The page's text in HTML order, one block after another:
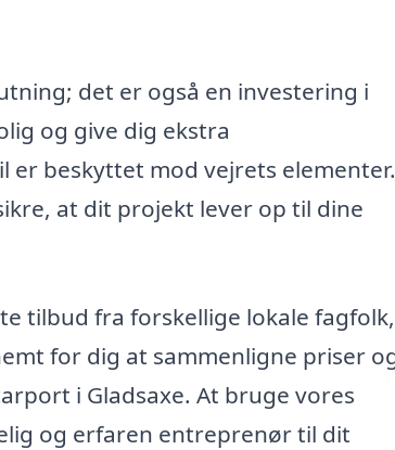
det er også en investering i
og give dig ekstra
er beskyttet mod vejrets elementer.
at dit projekt lever op til dine
tilbud fra forskellige lokale fagfolk,
for dig at sammenligne priser
i Gladsaxe. At bruge vores
og erfaren entreprenør til dit